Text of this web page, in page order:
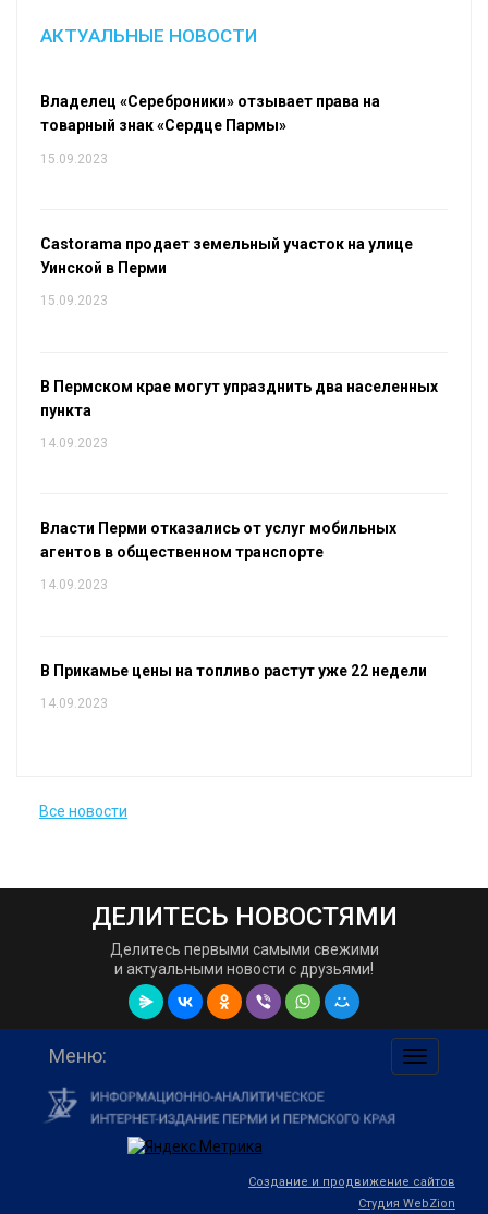
АКТУАЛЬНЫЕ НОВОСТИ
Владелец «Сереброники» отзывает права на
товарный знак «Сердце Пармы»
15.09.2023
Castorama продает земельный участок на улице
Уинской в Перми
15.09.2023
В Пермском крае могут упразднить два населенных
пункта
14.09.2023
Власти Перми отказались от услуг мобильных
агентов в общественном транспорте
14.09.2023
В Прикамье цены на топливо растут уже 22 недели
14.09.2023
Все новости
ДЕЛИТЕСЬ НОВОСТЯМИ
Делитесь первыми самыми свежими
и актуальными новости с друзьями!
по
Меню:
Создание и продвижение сайтов
Студия WebZion